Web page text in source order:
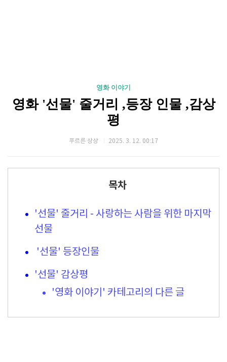
영화 이야기
영화 '선물' 줄거리 ,등장 인물 ,감상
평
푸르른 상상 2025. 3. 12. 00:17
목차
'선물' 줄거리 - 사랑하는 사람을 위한 마지막
선물
'선물' 등장인물
'선물' 감상평
'영화 이야기' 카테고리의 다른 글